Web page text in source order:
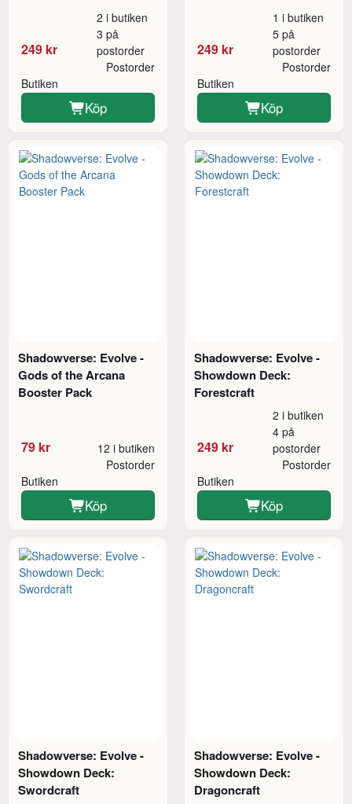
249 kr
2 i butiken
3 på
postorder
Butiken
Postorder
Köp
249 kr
1 i butiken
5 på
postorder
Butiken
Postorder
Köp
Shadowverse: Evolve -
Gods of the Arcana
Booster Pack
79 kr 12 i butiken
Butiken
Postorder
Köp
Shadowverse: Evolve -
Showdown Deck:
Forestcraft
249 kr
2 i butiken
4 på
postorder
Butiken
Postorder
Köp
Shadowverse: Evolve -
Showdown Deck:
Swordcraft
Shadowverse: Evolve -
Showdown Deck:
Dragoncraft